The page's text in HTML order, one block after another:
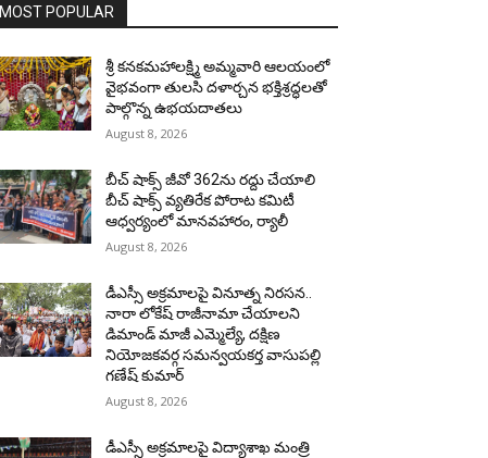
MOST POPULAR
శ్రీ కనకమహాలక్ష్మి అమ్మవారి ఆలయంలో
వైభవంగా తులసి దళార్చన భక్తిశ్రద్ధలతో
పాల్గొన్న ఉభయదాతలు
August 8, 2026
బీచ్ షాక్స్ జీవో 362ను రద్దు చేయాలి
బీచ్ షాక్స్ వ్యతిరేక పోరాట కమిటీ
ఆధ్వర్యంలో మానవహారం, ర్యాలీ
August 8, 2026
డీఎస్సీ అక్రమాలపై వినూత్న నిరసన..
నారా లోకేష్ రాజీనామా చేయాలని
డిమాండ్ మాజీ ఎమ్మెల్యే, దక్షిణ
నియోజకవర్గ సమన్వయకర్త వాసుపల్లి
గణేష్ కుమార్
August 8, 2026
డీఎస్సీ అక్రమాలపై విద్యాశాఖ మంత్రి